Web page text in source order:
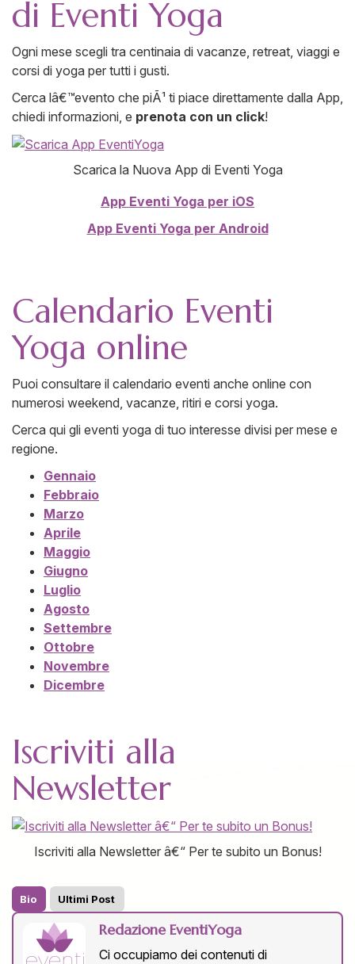
di Eventi Yoga
Ogni mese scegli tra centinaia di vacanze, retreat, viaggi e
corsi di yoga per tutti i gusti.
Cerca lâ€™evento che piÃ¹ ti piace direttamente dalla App,
chiedi informazioni, e prenota con un click!
Scarica la Nuova App di Eventi Yoga
App Eventi Yoga per iOS
App Eventi Yoga per Android
Calendario Eventi
Yoga online
Puoi consultare il calendario eventi anche online con
numerosi weekend, vacanze, ritiri e corsi yoga.
Cerca qui gli eventi yoga di tuo interesse divisi per mese e
regione.
Gennaio
Febbraio
Marzo
Aprile
Maggio
Giugno
Luglio
Agosto
Settembre
Ottobre
Novembre
Dicembre
Iscriviti alla
Newsletter
Iscriviti alla Newsletter â€“ Per te subito un Bonus!
Bio Ultimi Post
Redazione EventiYoga
Ci occupiamo dei contenuti di